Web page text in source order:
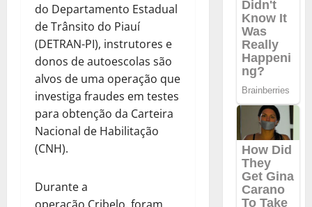
do Departamento Estadual
de Trânsito do Piauí
(DETRAN-PI), instrutores e
donos de autoescolas são
alvos de uma operação que
investiga fraudes em testes
para obtenção da Carteira
Nacional de Habilitação
(CNH).
Durante a